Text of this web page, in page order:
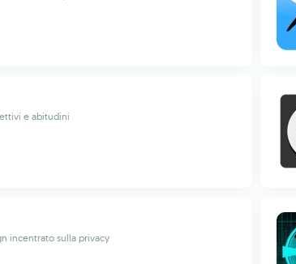
e abitudini
incentrato sulla privacy